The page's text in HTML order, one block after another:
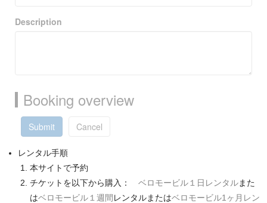
Description
Booking overview
Submit Cancel
レンタル手順
本サイトで予約
チケットを以下から購入： ベロモービル１日レンタルまた
はベロモービル１週間 レンタルまたはベロモービル1ヶ月レン